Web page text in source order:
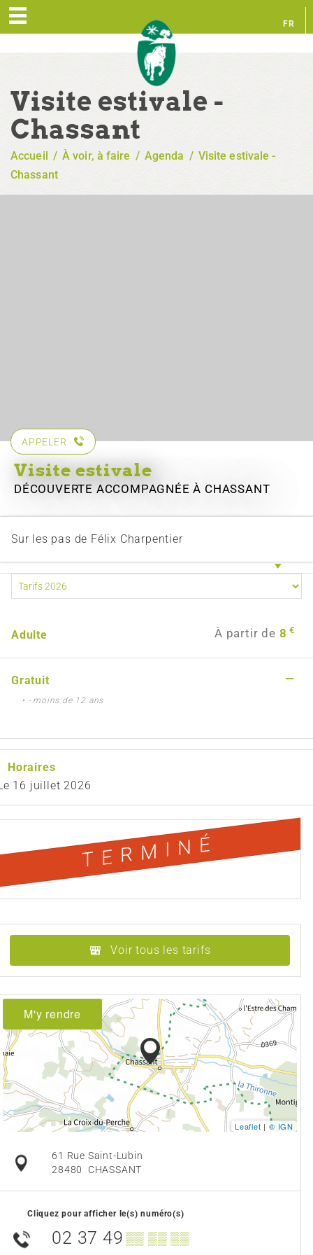
FR
Visite estivale -
Chassant
Accueil / À voir, à faire / Agenda / Visite estivale -
Chassant
APPELER
Visite estivale
DÉCOUVERTE ACCOMPAGNÉEÀ CHASSANT
Sur les pas de Félix Charpentier
Adulte À partir de 8 €
Gratuit —
• - moins de 12 ans
Horaires
16 juillet 2026
TERMINÉ
Voir tous les tarifs
M'y rendre
Leaflet | © IGN
61 Rue Saint-Lubin
28480
CHASSANT
Cliquez pour afficher le(s) numéro(s)
02 37 49 ▒▒ ▒▒ ▒▒